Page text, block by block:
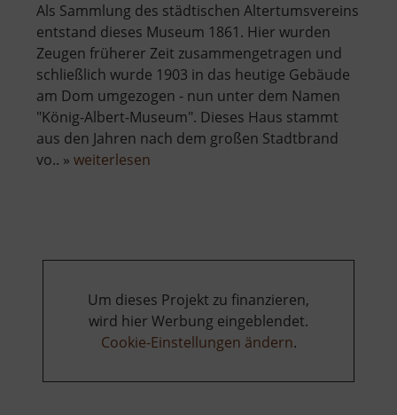
Als Sammlung des städtischen Altertumsvereins
entstand dieses Museum 1861. Hier wurden
Zeugen früherer Zeit zusammengetragen und
schließlich wurde 1903 in das heutige Gebäude
am Dom umgezogen - nun unter dem Namen
"König-Albert-Museum". Dieses Haus stammt
aus den Jahren nach dem großen Stadtbrand
vo.. » weiterlesen
Um dieses Projekt zu finanzieren,
wird hier Werbung eingeblendet.
Cookie-Einstellungen ändern.